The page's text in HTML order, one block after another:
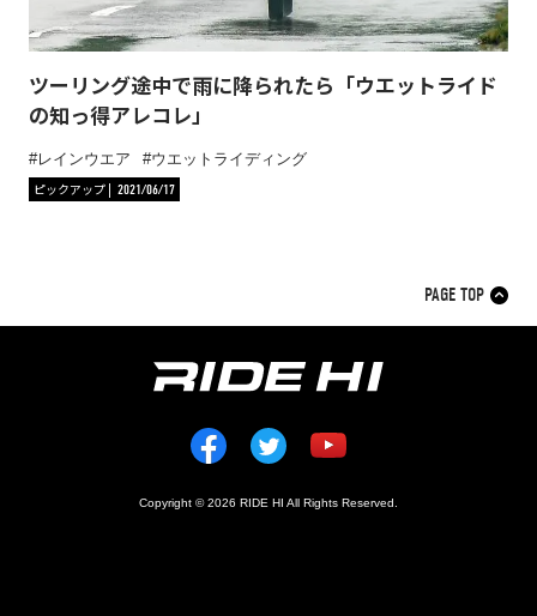
ツーリング途中で雨に降られたら「ウエットライド
の知っ得アレコレ」
レインウエア
ウエットライディング
ピックアップ
2021/06/17
Copyright © 2026 RIDE HI All Rights Reserved.
PAGE TOP